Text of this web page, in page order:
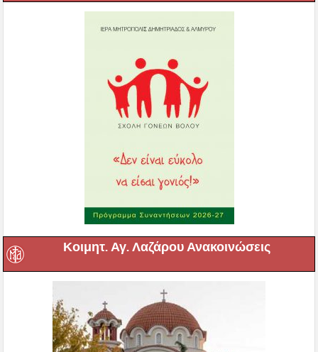
Κοιμητ. Αγ. Λαζάρου Ανακοινώσεις